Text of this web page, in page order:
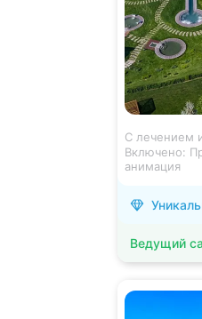
С лечением
Включено:
анимация
Ведущий